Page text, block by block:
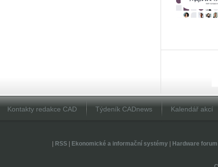
Kontakty redakce CAD Týdeník CADnews Kalendář akcí
RSS| Ekonomické a informační systémy| Hardware forum